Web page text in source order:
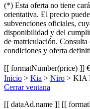
(*) Esta oferta no tiene
orientativa. El precio
subvenciones oficiales,
disponibilidad y del
de matriculación.
condiciones y oferta
[[ formatNumber(price) ]] €
Inicio > Kia > Niro > KIA
Cerrar ventana
[[ dataAd.name ]] [[